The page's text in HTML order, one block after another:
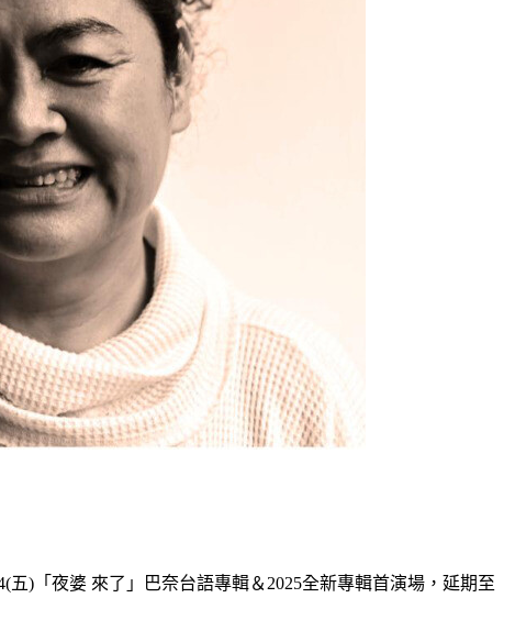
)「夜婆 來了」巴奈台語專輯＆2025全新專輯首演場，延期至